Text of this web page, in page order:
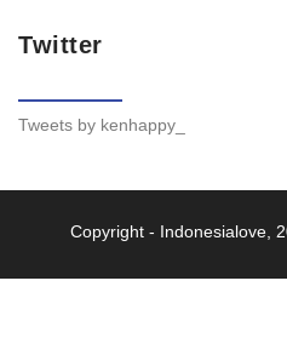
Twitter
Tweets by kenhappy_
Copyright - Indonesialove,